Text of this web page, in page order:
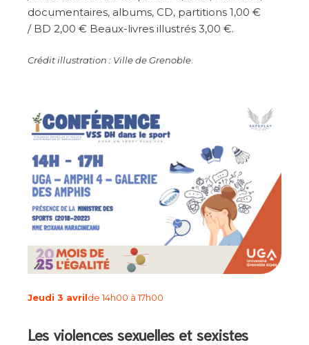
documentaires, albums, CD, partitions 1,00 €
/ BD 2,00 € Beaux-livres illustrés 3,00 €.
Crédit illustration : Ville de Grenoble
Jeudi 3 avrilde 14h00 à 17h00
Les violences sexuelles et sexistes